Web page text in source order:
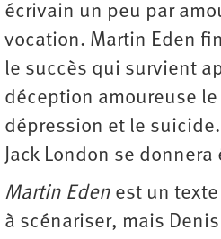
écrivain un peu par
vocation. Martin Eden
le succès qui survient
déception amoureuse
dépression et le
Jack London se
Martin Eden est un
à scénariser, mais